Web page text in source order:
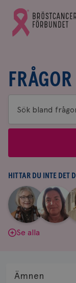
Gå
till
Sök
bland
&
svar
HITTAR DU INTE DET
Aina
Johnsson
|
Anne
Andersson
Se alla
Ämnen